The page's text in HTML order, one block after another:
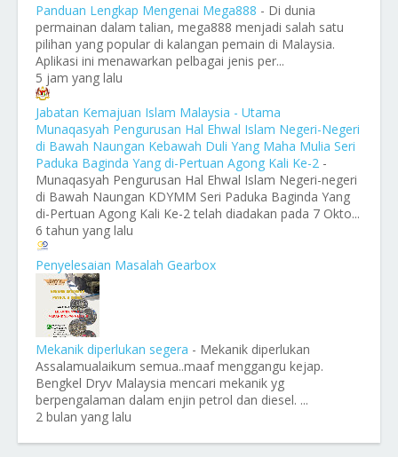
Panduan Lengkap Mengenai Mega888 - Di dunia
permainan dalam talian, mega888 menjadi salah satu
pilihan yang popular di kalangan pemain di Malaysia.
Aplikasi ini menawarkan pelbagai jenis per...
5 jam yang lalu
Jabatan Kemajuan Islam Malaysia - Utama
Munaqasyah Pengurusan Hal Ehwal Islam Negeri-Negeri
di Bawah Naungan Kebawah Duli Yang Maha Mulia Seri
Paduka Baginda Yang di-Pertuan Agong Kali Ke-2 -
Munaqasyah Pengurusan Hal Ehwal Islam Negeri-negeri
di Bawah Naungan KDYMM Seri Paduka Baginda Yang
di-Pertuan Agong Kali Ke-2 telah diadakan pada 7 Okto...
6 tahun yang lalu
Penyelesaian Masalah Gearbox
Mekanik diperlukan segera - Mekanik diperlukan
Assalamualaikum semua..maaf menggangu kejap.
Bengkel Dryv Malaysia mencari mekanik yg
berpengalaman dalam enjin petrol dan diesel. ...
2 bulan yang lalu